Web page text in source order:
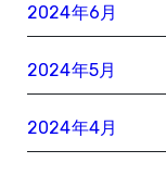
2024年6月
2024年5月
2024年4月